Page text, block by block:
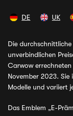
DE UK
Die
unverbindlichen
Carwow
November 2023.
Modelle und variiert
Das Emblem „E-